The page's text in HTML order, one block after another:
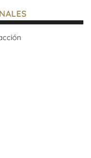
hermético (DVH
FV o similar.
ofreciendo un